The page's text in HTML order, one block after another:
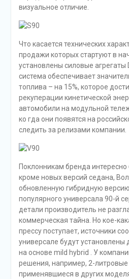
визуальное отличие.
Что касается технических
продажи которых стартуют в
установлены силовые агрегаты
система обеспечивает
топлива – на 15%, которое
рекуперации кинетической
автомобили на модульной
ко гда они появятся на
следить за релизами компании.
Поклонникам бренда интересно
кроме новых версий седана,
обновленную гибридную
популярного универсала 90-й
детали производитель не
коммерческая тайна. Но кое-
прессу поступает, источники
универсале будут
на основе mild hybrid . У
решения, например, 2-
применявшиеся в других